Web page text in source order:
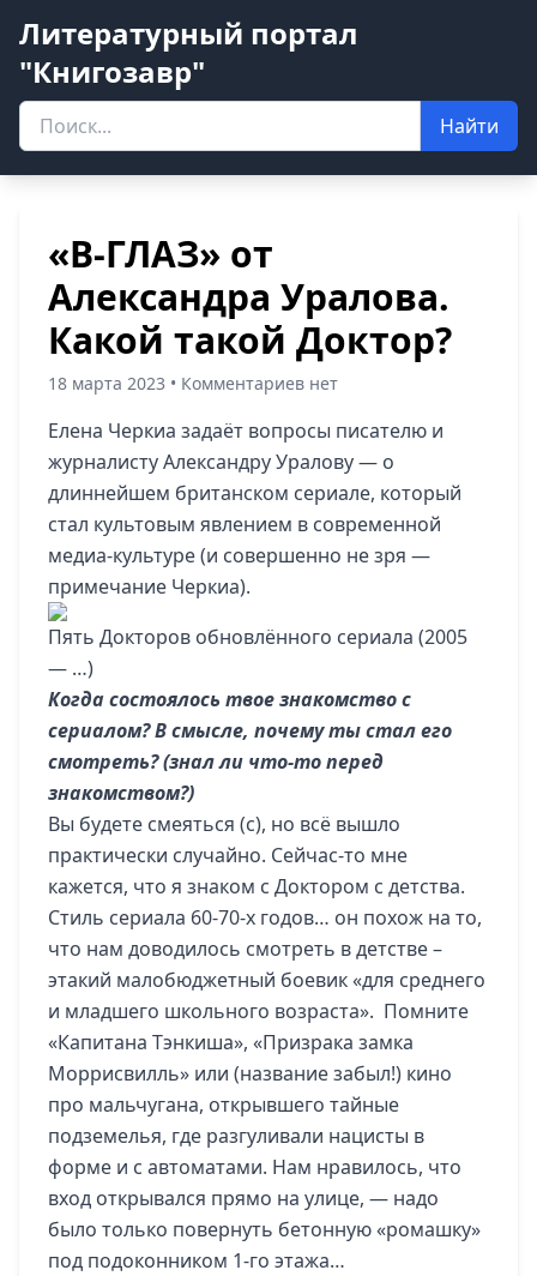
Литературный портал
"Книгозавр"
Найти
«В-ГЛАЗ» от
Александра Уралова.
Какой такой Доктор?
18 марта 2023 • Комментариев нет
Елена Черкиа задаёт вопросы писателю и
журналисту Александру Уралову — о
длиннейшем британском сериале, который
стал культовым явлением в современной
медиа-культуре (и совершенно не зря —
примечание Черкиа).
Пять Докторов обновлённого сериала (2005
— …)
Когда состоялось твое знакомство с
сериалом? В смысле, почему ты стал его
смотреть? (знал ли что-то перед
знакомством?)
Вы будете смеяться (с), но всё вышло
практически случайно. Сейчас-то мне
кажется, что я знаком с Доктором с детства.
Стиль сериала 60-70-х годов… он похож на то,
что нам доводилось смотреть в детстве –
этакий малобюджетный боевик «для среднего
и младшего школьного возраста». Помните
«Капитана Тэнкиша», «Призрака замка
Моррисвилль» или (название забыл!) кино
про мальчугана, открывшего тайные
подземелья, где разгуливали нацисты в
форме и с автоматами. Нам нравилось, что
вход открывался прямо на улице, — надо
было только повернуть бетонную «ромашку»
под подоконником 1-го этажа…